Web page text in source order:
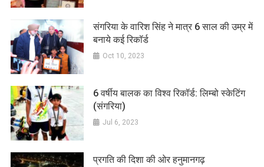
संगरिया के वारिश सिंह ने मात्र 6 साल की उम्र में
बनाये कई रिकॉर्ड
Oct 10, 2023
6 वर्षीय बालक का विश्व रिकॉर्ड: लिम्बो स्केटिंग
(संगरिया)
Jul 6, 2023
प्रगति की दिशा की ओर हनुमानगढ़